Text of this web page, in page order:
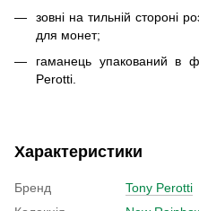
зовні на тильній стороні
для монет;
гаманець упакований в
Perotti.
Характеристики
Бренд
Tony Perotti